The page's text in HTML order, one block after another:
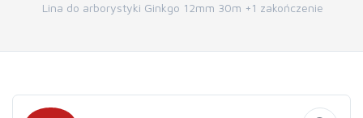
Lina do arborystyki Ginkgo 12mm 30m +1 zakończenie